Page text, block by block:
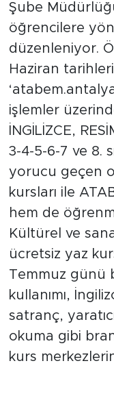
Şube
öğrencilere
düzenleniyor.
Haziran
işlemler
İNGİLİZCE,
3-4-5-6-7 ve 8.
yorucu geçen
kursları ile
hem de
Kültürel ve
ücretsiz yaz
Temmuz günü
kullanımı,
satranç,
okuma gibi
kurs